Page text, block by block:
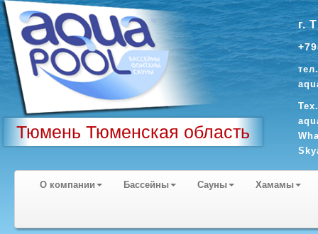
Тюмень Тюменская область
г.
О компании Бассейны Сауны Хамамы